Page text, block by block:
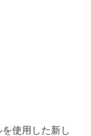
使用した新し